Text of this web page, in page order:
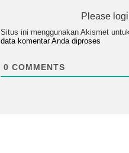
Please
Situs ini menggunakan Akismet
data komentar Anda diproses
0 COMMENTS